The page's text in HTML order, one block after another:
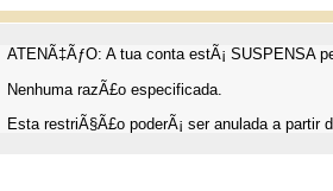
ATENÃ‡ÃƒO: A tua conta estÃ¡ SUSPENSA
Nenhuma razÃ£o especificada.
Esta restriÃ§Ã£o poderÃ¡ ser anulada a partir